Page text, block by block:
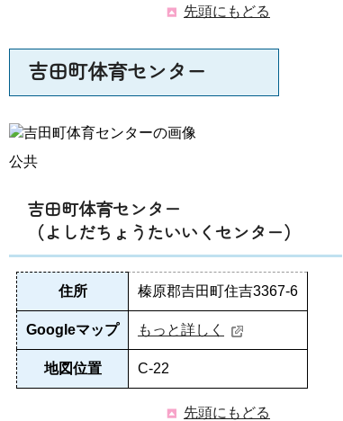
先頭にもどる
吉田町体育センター
公共
吉田町体育センター
（よしだちょうたいいくセンター）
住所 榛原郡吉田町住吉3367-6
Googleマップ もっと詳しく
地図位置 C-22
先頭にもどる